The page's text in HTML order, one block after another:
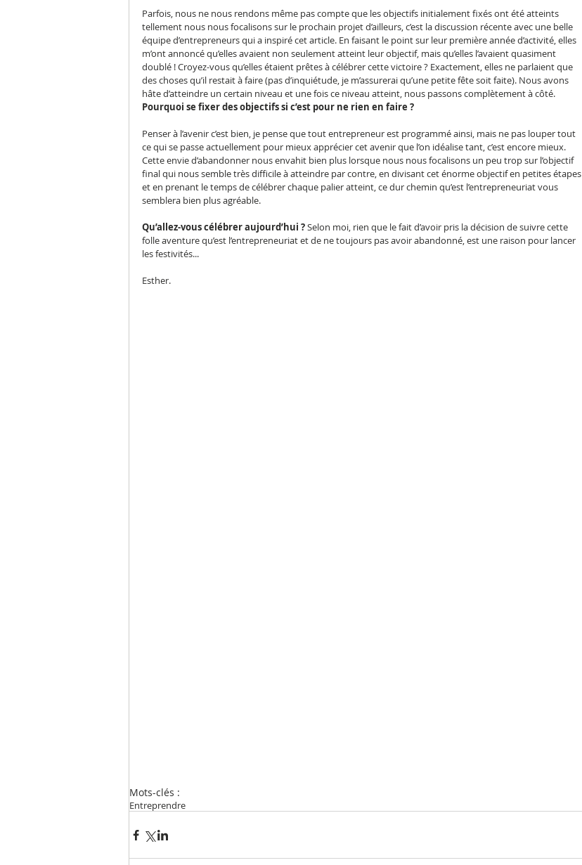
Parfois, nous ne nous rendons même pas compte que les objectifs initialement fixés ont été atteints
tellement nous nous focalisons sur le prochain projet d’ailleurs, c’est la discussion récente avec une belle
équipe d’entrepreneurs qui a inspiré cet article. En faisant le point sur leur première année d’activité, elles
m’ont annoncé qu’elles avaient non seulement atteint leur objectif, mais qu’elles l’avaient quasiment
doublé ! Croyez-vous qu’elles étaient prêtes à célébrer cette victoire ? Exactement, elles ne parlaient que
des choses qu’il restait à faire (pas d’inquiétude, je m’assurerai qu’une petite fête soit faite). Nous avons
hâte d’atteindre un certain niveau et une fois ce niveau atteint, nous passons complètement à côté.
Pourquoi se fixer des objectifs si c’est pour ne rien en faire ?
Penser à l’avenir c’est bien, je pense que tout entrepreneur est programmé ainsi, mais ne pas louper tout
ce qui se passe actuellement pour mieux apprécier cet avenir que l’on idéalise tant, c’est encore mieux.
Cette envie d’abandonner nous envahit bien plus lorsque nous nous focalisons un peu trop sur l’objectif
final qui nous semble très difficile à atteindre par contre, en divisant cet énorme objectif en petites étapes
et en prenant le temps de célébrer chaque palier atteint, ce dur chemin qu’est l’entrepreneuriat vous
semblera bien plus agréable.
Qu’allez-vous célébrer aujourd’hui ? Selon moi, rien que le fait d’avoir pris la décision de suivre cette
folle aventure qu’est l’entrepreneuriat et de ne toujours pas avoir abandonné, est une raison pour lancer
les festivités...
Esther.
Mots-clés :
Entreprendre